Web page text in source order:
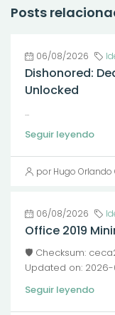
Posts
06/08/2026
Dishonored:
Unlocked
...
Seguir leyendo
por Hugo Orlando
06/08/2026
Office 2019
🛡️ Checksum:
Updated on: 2026-
Seguir leyendo